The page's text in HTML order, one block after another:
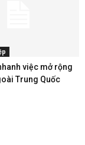
việc mở rộng
Trung Quốc